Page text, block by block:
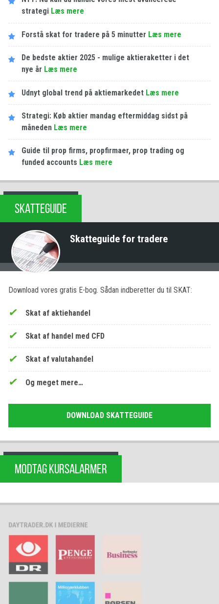
strategi Læs mere
Forstå skat for tradere på 5 minutter Læs mere
De bedste aktier 2025 - mulige aktieraketter i det
nye år Læs mere
Udnyt global trend på aktiemarkedet Læs mere
Strategi: Køb aktier mandag eftermiddag sidst på
måneden Læs mere
Guide til prop firms, propfirmaer, prop trading og
funded accounts Læs mere
SKATTEGUIDE
Skatteguide for tradere
Download vores gratis E-bog. Sådan indberetter du til SKAT:
Skat af aktiehandel
Skat af handel med CFD
Skat af valutahandel
Og meget mere…
DOWNLOAD SKATTEGUIDE
MODTAG KURSALARMER